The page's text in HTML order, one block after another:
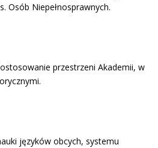
Osób Niepełnosprawnych.
przestrzeni Akademii, w
języków obcych, systemu